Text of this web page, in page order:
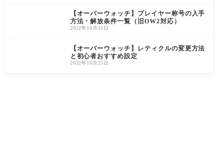
【オーバーウォッチ】プレイヤー称号の入手
方法・解放条件一覧（旧OW2対応）
2022年10月31日
【オーバーウォッチ】レティクルの変更方法
と初心者おすすめ設定
2022年10月25日